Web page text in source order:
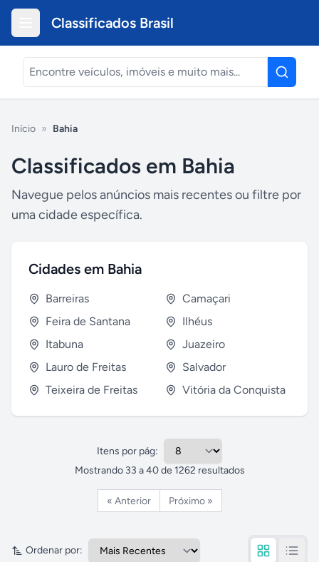
Classificados Brasil
Início » Bahia
Classificados em Bahia
Navegue pelos anúncios mais recentes ou filtre por
uma cidade específica.
Cidades em Bahia
Barreiras
Camaçari
Feira de Santana
Ilhéus
Itabuna
Juazeiro
Lauro de Freitas
Salvador
Teixeira de Freitas
Vitória da Conquista
Itens por pág:
Mostrando 33 a40de 1262 resultados
« Anterior Próximo »
Ordenar por: